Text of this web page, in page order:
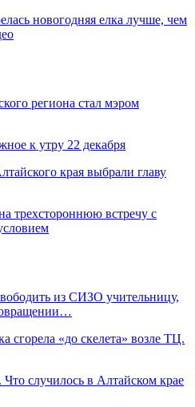
новогодняя елка лучше, чем
региона стал мэром
к утру 22 декабря
края выбрали главу
трехстороннюю встречу с
из СИЗО учительницу,
сгорела «до скелета» возле ТЦ.
случилось в Алтайском крае